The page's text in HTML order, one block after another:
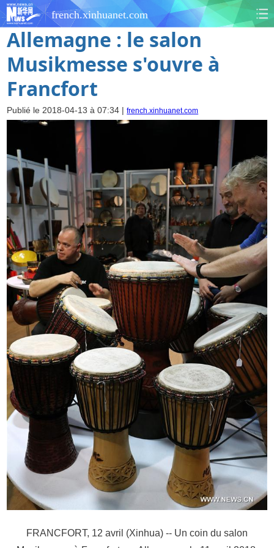
french.xinhuanet.com
Allemagne : le salon
Musikmesse s'ouvre à
Francfort
Publié le 2018-04-13 à 07:34 |french.xinhuanet.com
FRANCFORT, 12 avril (Xinhua) -- Un coin du salon